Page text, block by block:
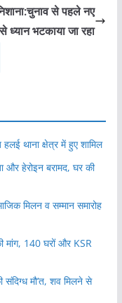
से पहले नए
ध्यान भटकाया जा रहा
थाना क्षेत्र में हुए शामिल
हेरोइन बरामद, घर की
मिलन व सम्मान समारोह
मांग, 140 घरों और KSR
मौ’त, शव मिलने से